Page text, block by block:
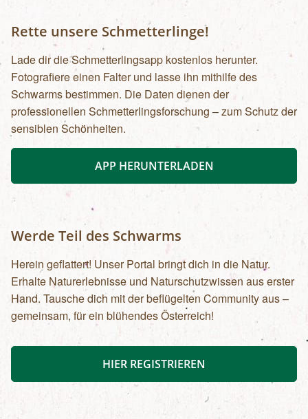
Rette unsere Schmetterlinge!
Lade dir die Schmetterlingsapp kostenlos herunter.
Fotografiere einen Falter und lasse ihn mithilfe des
Schwarms bestimmen. Die Daten dienen der
professionellen Schmetterlingsforschung – zum Schutz der
sensiblen Schönheiten.
APP HERUNTERLADEN
Werde Teil des Schwarms
Herein geflattert! Unser Portal bringt dich in die Natur.
Erhalte Naturerlebnisse und Naturschutzwissen aus erster
Hand. Tausche dich mit der beflügelten Community aus –
gemeinsam, für ein blühendes Österreich!
HIER REGISTRIEREN